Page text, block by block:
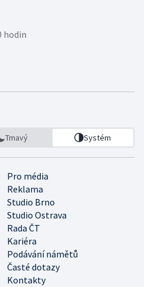
hodin
Tmavý Systém
Pro média
Reklama
Studio Brno
Studio Ostrava
Rada ČT
Kariéra
Podávání námětů
Časté dotazy
Kontakty